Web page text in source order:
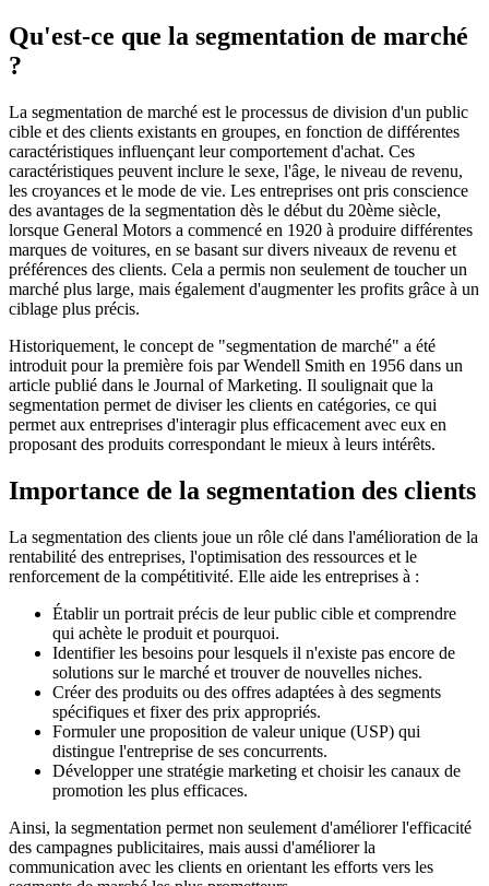
Qu'est-ce que la segmentation de marché
?
La segmentation de marché est le processus de division d'un public
cible et des clients existants en groupes, en fonction de différentes
caractéristiques influençant leur comportement d'achat. Ces
caractéristiques peuvent inclure le sexe, l'âge, le niveau de revenu,
les croyances et le mode de vie. Les entreprises ont pris conscience
des avantages de la segmentation dès le début du 20ème siècle,
lorsque General Motors a commencé en 1920 à produire différentes
marques de voitures, en se basant sur divers niveaux de revenu et
préférences des clients. Cela a permis non seulement de toucher un
marché plus large, mais également d'augmenter les profits grâce à un
ciblage plus précis.
Historiquement, le concept de "segmentation de marché" a été
introduit pour la première fois par Wendell Smith en 1956 dans un
article publié dans le Journal of Marketing. Il soulignait que la
segmentation permet de diviser les clients en catégories, ce qui
permet aux entreprises d'interagir plus efficacement avec eux en
proposant des produits correspondant le mieux à leurs intérêts.
Importance de la segmentation des clients
La segmentation des clients joue un rôle clé dans l'amélioration de la
rentabilité des entreprises, l'optimisation des ressources et le
renforcement de la compétitivité. Elle aide les entreprises à :
Établir un portrait précis de leur public cible et comprendre
qui achète le produit et pourquoi.
Identifier les besoins pour lesquels il n'existe pas encore de
solutions sur le marché et trouver de nouvelles niches.
Créer des produits ou des offres adaptées à des segments
spécifiques et fixer des prix appropriés.
Formuler une proposition de valeur unique (USP) qui
distingue l'entreprise de ses concurrents.
Développer une stratégie marketing et choisir les canaux de
promotion les plus efficaces.
Ainsi, la segmentation permet non seulement d'améliorer l'efficacité
des campagnes publicitaires, mais aussi d'améliorer la
communication avec les clients en orientant les efforts vers les